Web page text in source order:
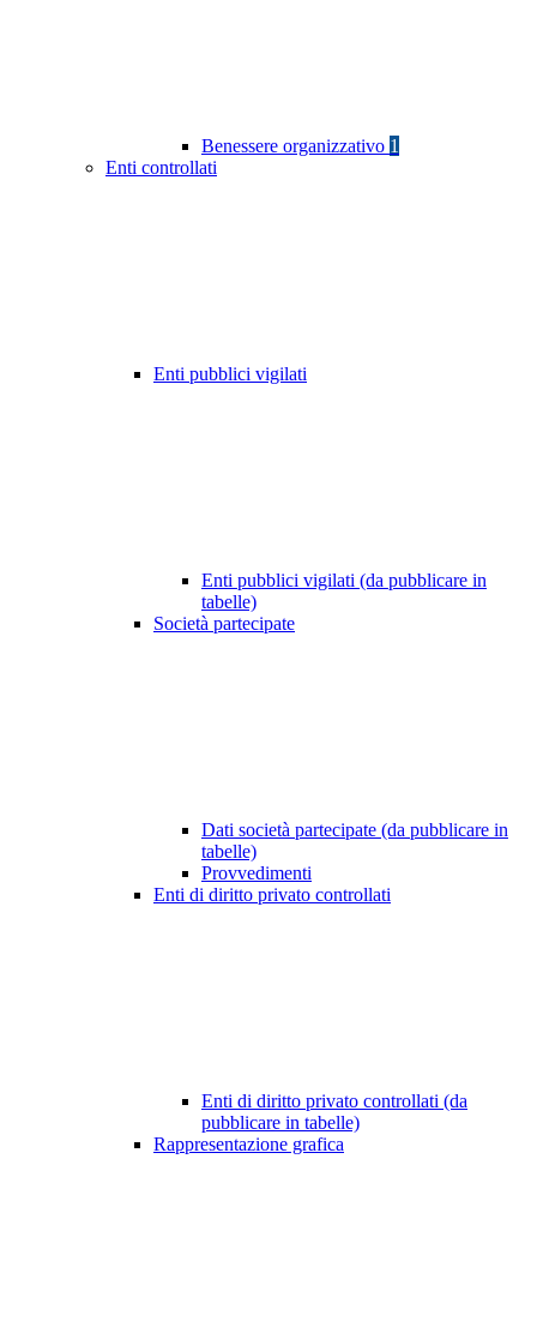
Benessere organizzativo 1
Enti controllati
Enti pubblici vigilati
Enti pubblici vigilati (da pubblicare in
tabelle)
Società partecipate
Dati società partecipate (da pubblicare in
tabelle)
Provvedimenti
Enti di diritto privato controllati
Enti di diritto privato controllati (da
pubblicare in tabelle)
Rappresentazione grafica